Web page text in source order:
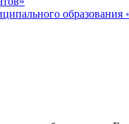
образования